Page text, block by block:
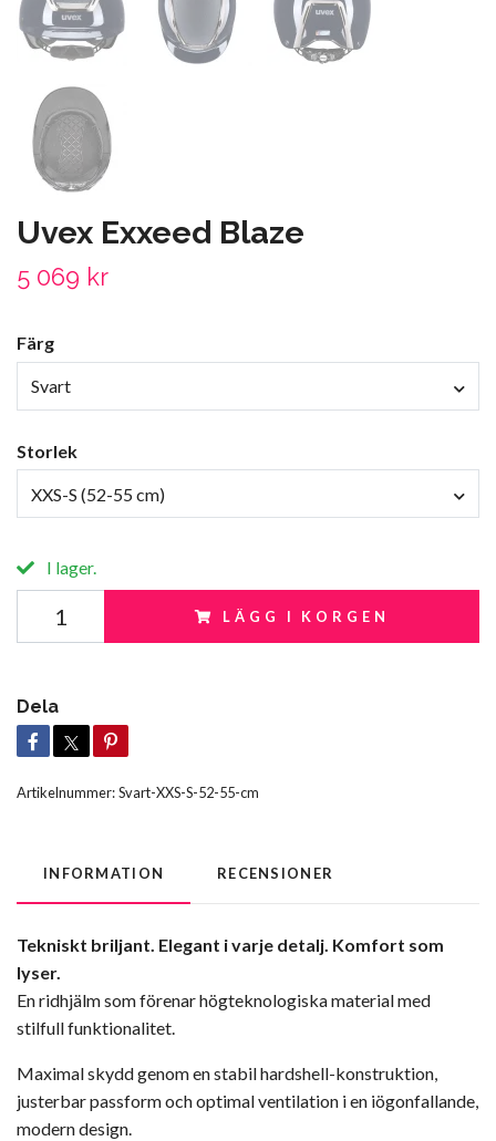
Uvex Exxeed Blaze
5 069 kr
Färg
Svart
Storlek
XXS-S (52-55 cm)
I lager.
LÄGG I KORGEN
Dela
Artikelnummer:Svart-XXS-S-52-55-cm
INFORMATION RECENSIONER
Tekniskt briljant. Elegant i varje detalj. Komfort som
lyser.
En ridhjälm som förenar högteknologiska material med
stilfull funktionalitet.
Maximal skydd genom en stabil hardshell-konstruktion,
justerbar passform och optimal ventilation i en iögonfallande,
modern design.